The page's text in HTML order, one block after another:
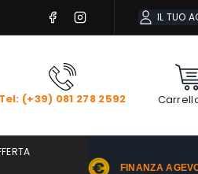
IL TUO
Tel: (+39) 081 278 2592
FINANZA